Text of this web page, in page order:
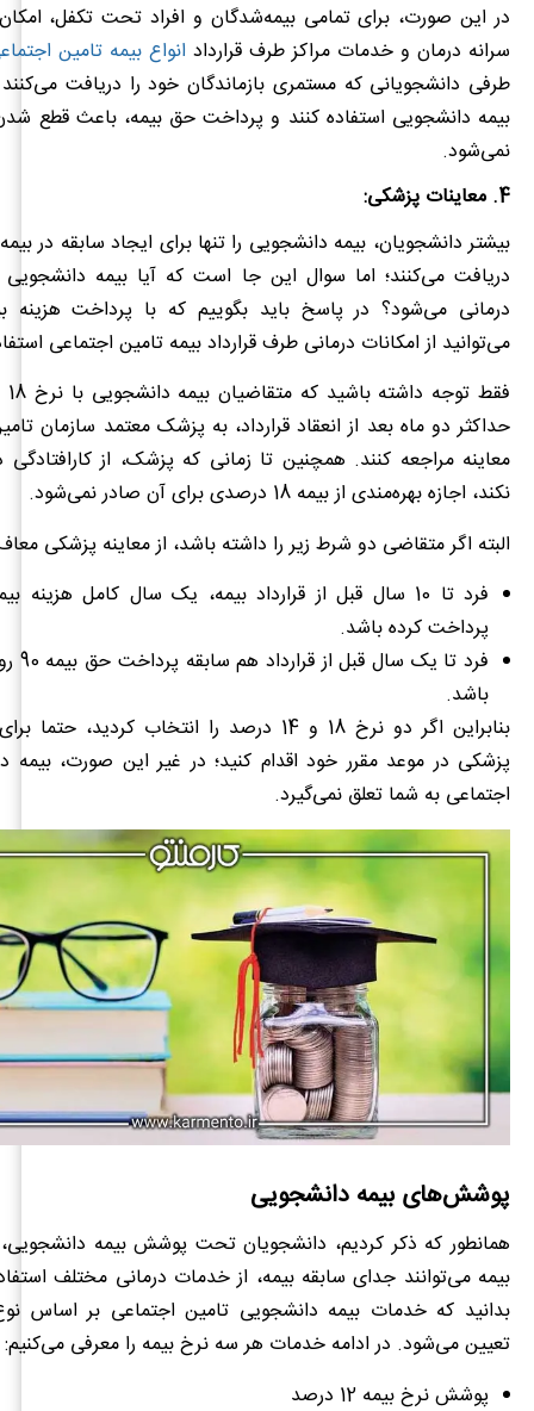
در این صورت، برای تمامی بیمه‌شدگان و افراد تحت تکفل،
سرانه درمان و خدمات مراکز طرف قرارداد انواع بیمه تامین
طرفی دانشجویانی که مستمری بازماندگان خود را دریافت
بیمه دانشجویی استفاده کنند و پرداخت حق بیمه، باعث قطع
نمی‌شود.
4. معاینات پزشکی:
بیشتر دانشجویان، بیمه دانشجویی را تنها برای ایجاد سابقه در
دریافت می‌کنند؛ اما سوال این جا است که آیا بیمه
درمانی می‌شود؟ در پاسخ باید بگوییم که با پرداخت هزینه
می‌توانید از امکانات درمانی طرف قرارداد بیمه تامین اجتماعی
حداکثر دو ماه بعد از انعقاد قرارداد، به پزشک معتمد سازمان
معاینه مراجعه کنند. همچنین تا زمانی که پزشک، از کارافتادگی
نکند، اجازه بهره‌مندی از بیمه 18 درصدی برای آن صادر نمی‌شود.
البته اگر متقاضی دو شرط زیر را داشته باشد، از معاینه پزشکی
فرد تا 10 سال قبل از قرارداد بیمه، یک سال کامل هزینه
پرداخت کرده باشد.
فرد
باشد.
بنابراین اگر دو نرخ 18 و 14 درصد را انتخاب کردید،
پزشکی در موعد مقرر خود اقدام کنید؛ در غیر این صورت، بیمه
اجتماعی به شما تعلق نمی‌گیرد.
پوشش‌های بیمه دانشجویی
همانطور که ذکر کردیم، دانشجویان تحت پوشش بیمه
بیمه می‌توانند جدای سابقه بیمه، از خدمات درمانی مختلف
بدانید که خدمات بیمه دانشجویی تامین اجتماعی بر اساس
تعیین می‌شود. در ادامه خدمات هر سه نرخ بیمه را معرفی می‌کنیم:
پوشش نرخ بیمه 12 درصد